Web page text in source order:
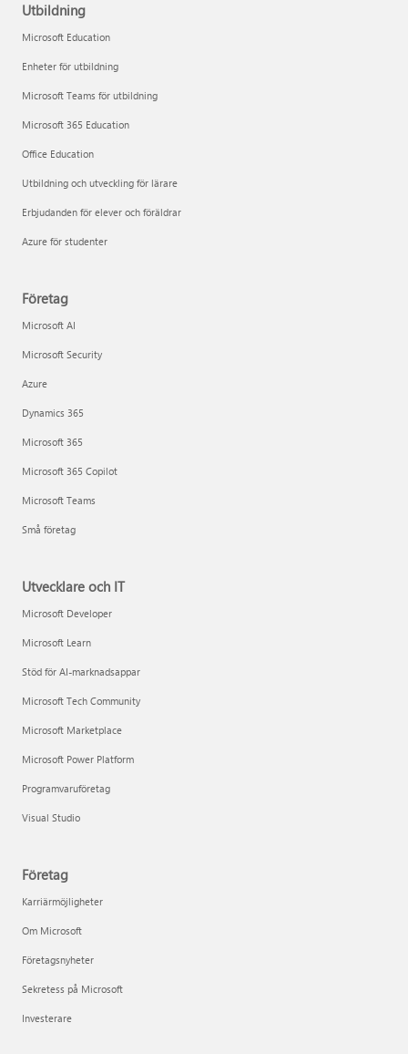
Utbildning
Microsoft Education
Enheter för utbildning
Microsoft Teams för utbildning
Microsoft 365 Education
Office Education
Utbildning och utveckling för lärare
Erbjudanden för elever och föräldrar
Azure för studenter
Företag
Microsoft AI
Microsoft Security
Azure
Dynamics 365
Microsoft 365
Microsoft 365 Copilot
Microsoft Teams
Små företag
Utvecklare och IT
Microsoft Developer
Microsoft Learn
Stöd för AI-marknadsappar
Microsoft Tech Community
Microsoft Marketplace
Microsoft Power Platform
Programvaruföretag
Visual Studio
Företag
Karriärmöjligheter
Om Microsoft
Företagsnyheter
Sekretess på Microsoft
Investerare